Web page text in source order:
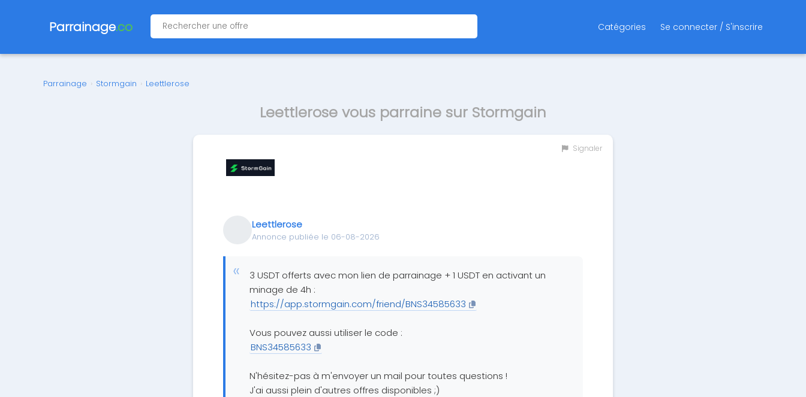
Parrainage.co Catégories Se connecter / S'inscrire
Parrainage › Stormgain › Leettlerose
Leettlerose vous parraine sur Stormgain
Signaler
Leettlerose
Annonce publiée le 06-08-2026
3 USDT offerts avec mon lien de parrainage + 1 USDT en activant un
minage de 4h :
https://app.stormgain.com/friend/BNS34585633
Vous pouvez aussi utiliser le code :
BNS34585633
N'hésitez-pas à m'envoyer un mail pour toutes questions !
J'ai aussi plein d'autres offres disponibles ;)